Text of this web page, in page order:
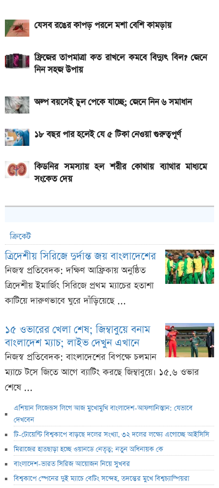
যেসব রঙের কাপড় পরলে মশা বেশি কামড়ায়
ফ্রিজের তাপমাত্রা কত রাখলে কমবে বিদ্যুৎ বিল? জেনে
নিন সহজ উপায়
অল্প বয়সেই চুল পেকে যাচ্ছে; জেনে নিন ৬ সমাধান
১৮ বছর পার হলেই যে ৫ টিকা নেওয়া গুরুত্বপূর্ণ
কিডনির সমস্যায় হল শরীর কোথায় ব্যাথার মাধ্যমে
সংকেত দেয়
ক্রিকেট
ত্রিদেশীয় সিরিজে দুর্দান্ত জয় বাংলাদেশের
নিজস্ব প্রতিবেদক: দক্ষিণ আফ্রিকায় অনুষ্ঠিত
ত্রিদেশীয় ইমার্জিং সিরিজে প্রথম ম্যাচের হতাশা
কাটিয়ে দারুণভাবে ঘুরে দাঁড়িয়েছে ...
১৫ ওভারের খেলা শেষ; জিম্বাবুয়ে বনাম
বাংলাদেশ ম্যাচ; লাইভ দেখুন এখানে
নিজস্ব প্রতিবেদক: বাংলাদেশের বিপক্ষে চলমান
ম্যাচে টসে জিতে আগে ব্যাটিং করছে জিম্বাবুয়ে। ১৫.৬ ওভার
শেষে ...
এশিয়ান লিজেন্ডস লিগে আজ মুখোমুখি বাংলাদেশ-আফগানিস্তান: যেভাবে
দেখবেন
টি-টোয়েন্টি বিশ্বকাপে বাড়ছে দলের সংখ্যা, ৩২ দলের লক্ষ্যে এগোচ্ছে আইসিসি
মিরাজের হাতছাড়া হচ্ছে ওয়ানডে নেতৃত্ব; নতুন অধিনায়ক কে
বাংলাদেশ-ভারত সিরিজ আয়োজন নিয়ে সুখবর
বিশ্বকাপে স্পেনের দুই ম্যাচে বেটিং সন্দেহ, তদন্তের মুখে বিশ্বচ্যাম্পিয়রা